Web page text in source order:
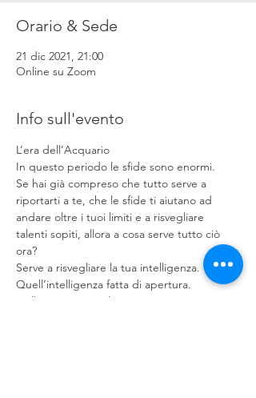
Orario & Sede
21 dic 2021, 21:00
Online su Zoom
Info sull'evento
L’era dell’Acquario
In questo periodo le sfide sono enormi.
Se hai già compreso che tutto serve a
riportarti a te, che le sfide ti aiutano ad
andare oltre i tuoi limiti e a risvegliare
talenti sopiti, allora a cosa serve tutto ciò
ora?
Serve a risvegliare la tua intelligenza.
Quell’intelligenza fatta di apertura.
Nell’apertura ascolti, senti, osservi, sei